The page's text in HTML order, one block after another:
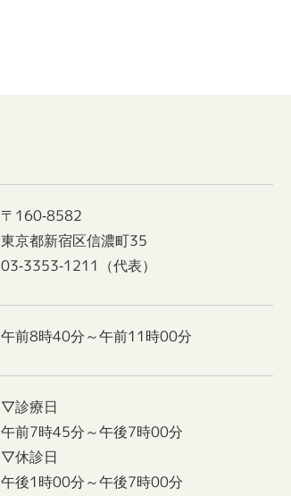
〒160-8582
東京都新宿区信濃町35
03-3353-1211（代表）
午前8時40分～午前11時00分
▽診療日
午前7時45分～午後7時00分
▽休診日
午後1時00分～午後7時00分